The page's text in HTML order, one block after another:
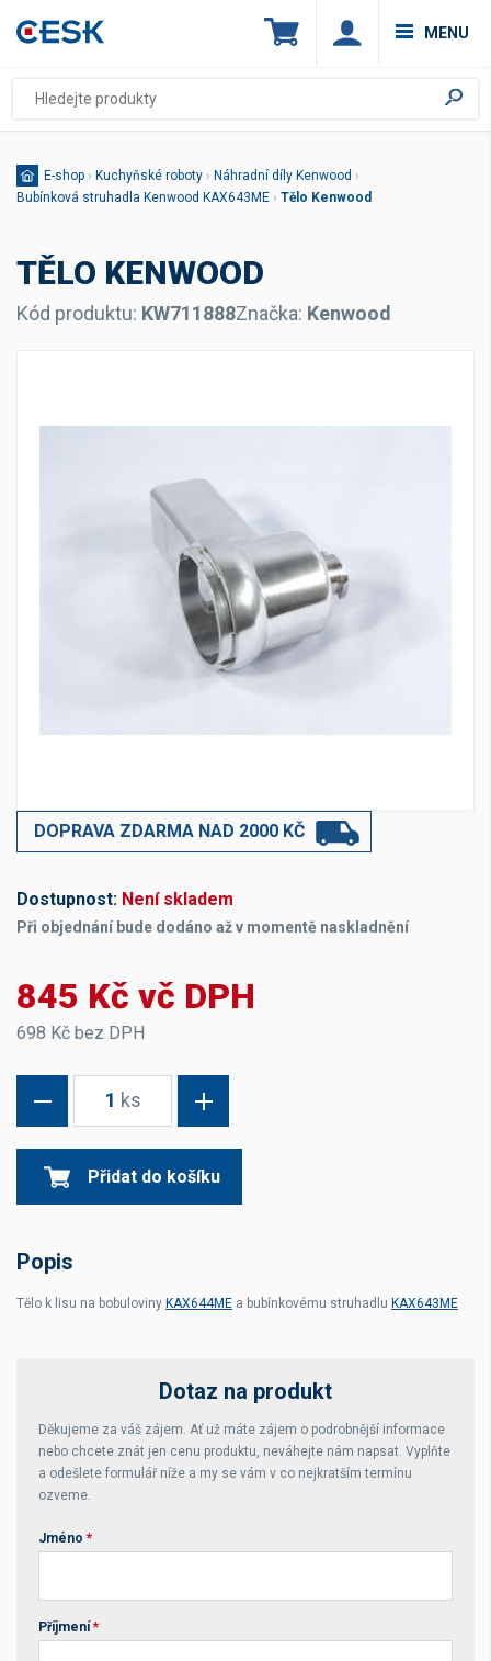
MENU
E-shop › Kuchyňské roboty › Náhradní díly Kenwood ›
Bubínková struhadla Kenwood KAX643ME › Tělo Kenwood
TĚLO KENWOOD
Kód produktu: KW711888Značka: Kenwood
DOPRAVA ZDARMA NAD 2000 KČ
Dostupnost: Není skladem
Při objednání bude dodáno až v momentě naskladnění
845 Kč vč DPH
698 Kč bez DPH
1 ks
Přidat do košíku
Popis
Tělo k lisu na bobuloviny KAX644ME a bubínkovému struhadlu KAX643ME
Dotaz na produkt
Děkujeme za váš zájem. Ať už máte zájem o podrobnější informace
nebo chcete znát jen cenu produktu, neváhejte nám napsat. Vyplňte
a odešlete formulář níže a my se vám v co nejkratším termínu
ozveme.
Jméno *
Příjmení *